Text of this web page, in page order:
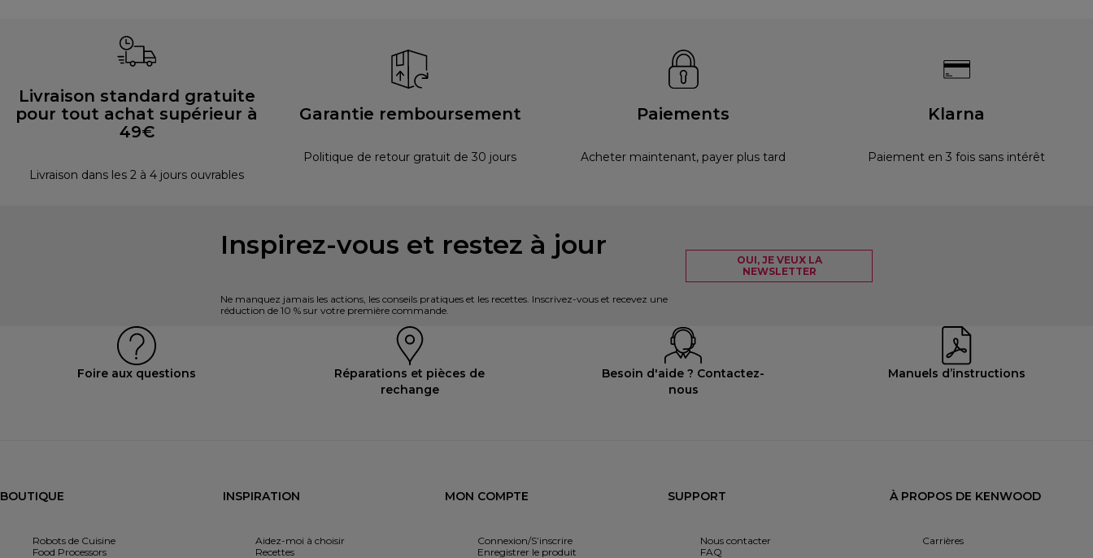
Livraison standard gratuite
pour tout achat supérieur à
49€
Livraison dans les 2 à 4 jours ouvrables
Garantie remboursement
Politique de retour gratuit de 30 jours
Paiements
Acheter maintenant, payer plus tard
Klarna
Paiement en 3 fois sans intérêt
Inspirez-vous et restez à jour
Ne manquez jamais les actions, les conseils pratiques et les recettes. Inscrivez-vous et recevez une
réduction de 10 % sur votre première commande.
OUI, JE VEUX LA
NEWSLETTER
Foire aux questions
Réparations et pièces de
rechange
Besoin d'aide ? Contactez-
nous
Manuels d’instructions
BOUTIQUE
Robots de Cuisine
Food Processors
INSPIRATION
Aidez-moi à choisir
Recettes
MON COMPTE
Connexion/S’inscrire
Enregistrer le produit
SUPPORT
Nous contacter
FAQ
À PROPOS DE KENWOOD
Carrières